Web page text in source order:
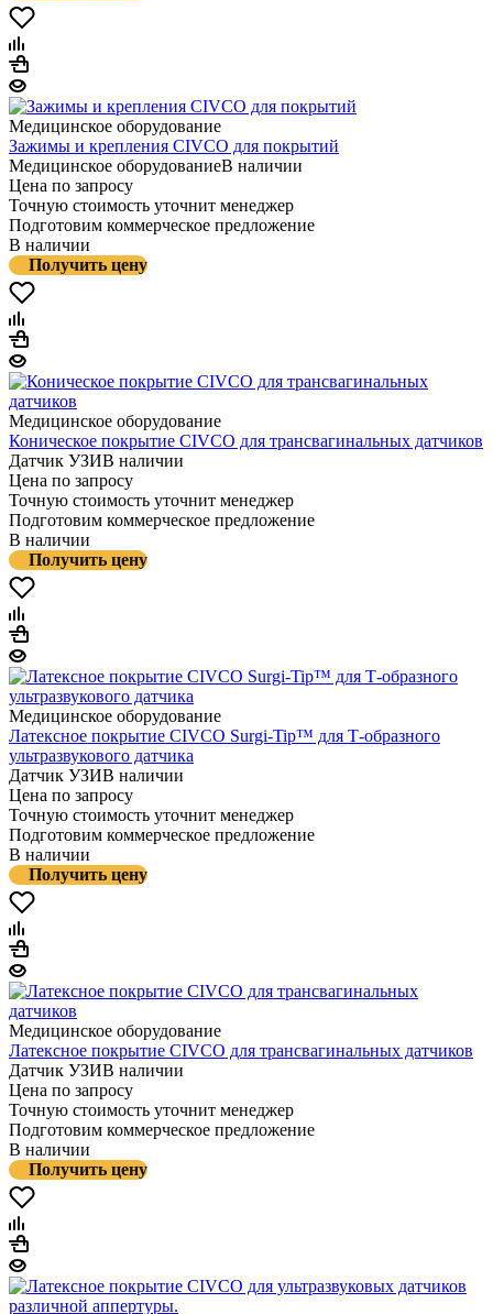
Медицинское оборудование
Зажимы и крепления CIVCO для покрытий
Медицинское оборудованиеВ наличии
Цена по запросу
Точную стоимость уточнит менеджер
Подготовим коммерческое предложение
В наличии
Получить цену
Медицинское оборудование
Коническое покрытие CIVCO для трансвагинальных датчиков
Датчик УЗИВ наличии
Цена по запросу
Точную стоимость уточнит менеджер
Подготовим коммерческое предложение
В наличии
Получить цену
Медицинское оборудование
Латексное покрытие CIVCO Surgi-Tip™ для Т-образного
ультразвукового датчика
Датчик УЗИВ наличии
Цена по запросу
Точную стоимость уточнит менеджер
Подготовим коммерческое предложение
В наличии
Получить цену
Медицинское оборудование
Латексное покрытие CIVCO для трансвагинальных датчиков
Датчик УЗИВ наличии
Цена по запросу
Точную стоимость уточнит менеджер
Подготовим коммерческое предложение
В наличии
Получить цену